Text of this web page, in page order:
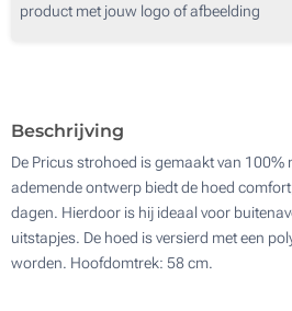
100
product met jouw logo of afbeelding
Beschrijving
De Pricus strohoed is gemaakt van
ademende ontwerp biedt de hoed
dagen. Hierdoor is hij ideaal voor
uitstapjes. De hoed is versierd met een
worden. Hoofdomtrek: 58 cm.